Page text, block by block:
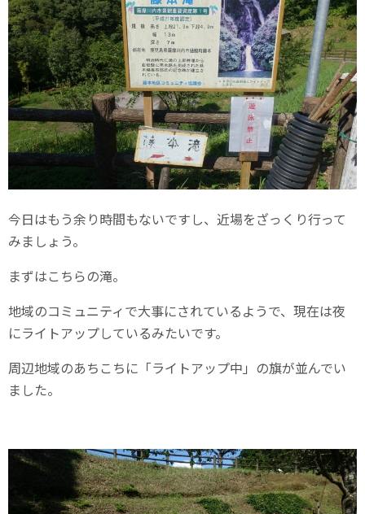
今日はもう余り時間もないですし、近場をざっくり行って
みましょう。
まずはこちらの滝。
地域のコミュニティで大事にされているようで、現在は夜
にライトアップしているみたいです。
周辺地域のあちこちに「ライトアップ中」の旗が並んでい
ました。